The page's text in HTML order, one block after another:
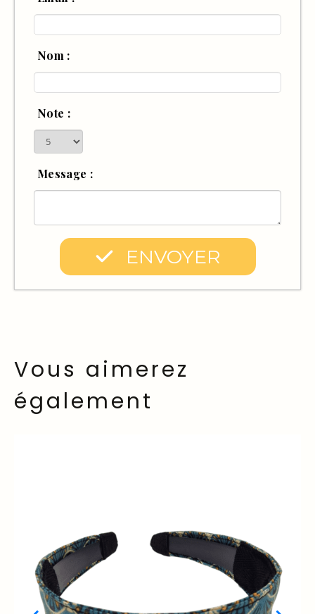
Nom :
Note :
Message :
ENVOYER
Vous aimerez
également